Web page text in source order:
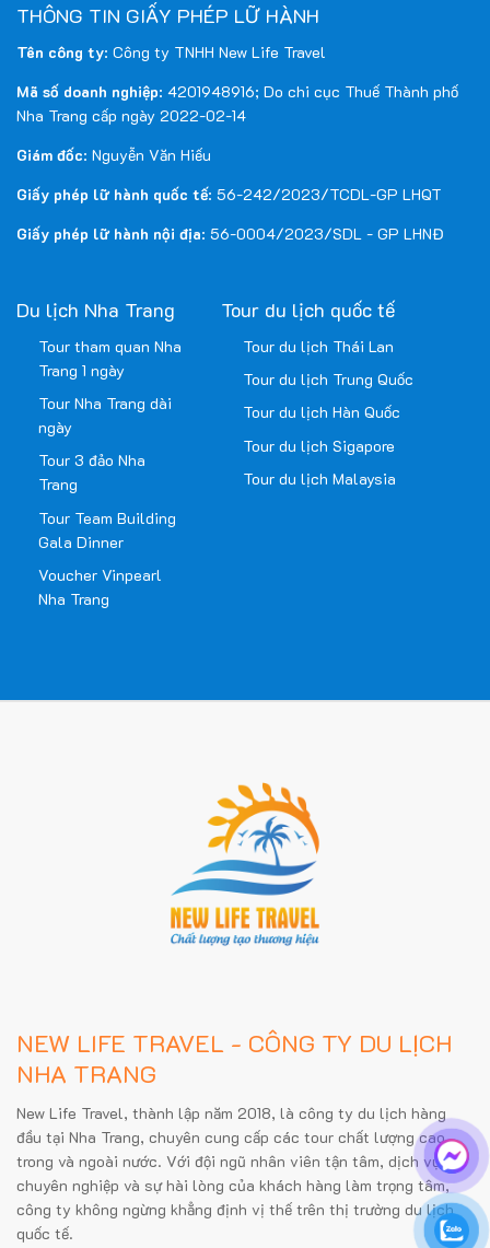
THÔNG TIN GIẤY PHÉP LỮ HÀNH
Tên công ty: Công ty TNHH New Life Travel
Mã số doanh nghiệp: 4201948916; Do chi cục Thuế Thành phố
Nha Trang cấp ngày 2022-02-14
Giám đốc: Nguyễn Văn Hiếu
Giấy phép lữ hành quốc tế: 56-242/2023/TCDL-GP LHQT
Giấy phép lữ hành nội địa: 56-0004/2023/SDL - GP LHNĐ
Du lịch Nha Trang
Tour tham quan Nha
Trang 1 ngày
Tour Nha Trang dài
ngày
Tour 3 đảo Nha
Trang
Tour Team Building
Gala Dinner
Voucher Vinpearl
Nha Trang
Tour du lịch quốc tế
Tour du lịch Thái Lan
Tour du lịch Trung Quốc
Tour du lịch Hàn Quốc
Tour du lịch Sigapore
Tour du lịch Malaysia
NEW LIFE TRAVEL - CÔNG TY DU LỊCH
NHA TRANG
New Life Travel, thành lập năm 2018, là công ty du lịch hàng
đầu tại Nha Trang, chuyên cung cấp các tour chất lượng cao
trong và ngoài nước. Với đội ngũ nhân viên tận tâm, dịch vụ
chuyên nghiệp và sự hài lòng của khách hàng làm trọng tâm,
công ty không ngừng khẳng định vị thế trên thị trường du lịch
quốc tế.